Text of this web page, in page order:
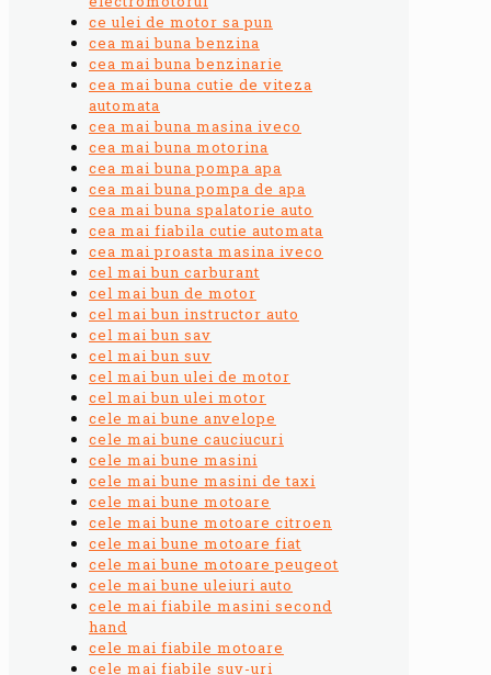
ce ulei de motor sa pun
cea mai buna benzina
cea mai buna benzinarie
cea mai buna cutie de viteza
automata
cea mai buna masina iveco
cea mai buna motorina
cea mai buna pompa apa
cea mai buna pompa de apa
cea mai buna spalatorie auto
cea mai fiabila cutie automata
cea mai proasta masina iveco
cel mai bun carburant
cel mai bun de motor
cel mai bun instructor auto
cel mai bun sav
cel mai bun suv
cel mai bun ulei de motor
cel mai bun ulei motor
cele mai bune anvelope
cele mai bune cauciucuri
cele mai bune masini
cele mai bune masini de taxi
cele mai bune motoare
cele mai bune motoare citroen
cele mai bune motoare fiat
cele mai bune motoare peugeot
cele mai bune uleiuri auto
cele mai fiabile masini second
hand
cele mai fiabile motoare
cele mai fiabile suv-uri